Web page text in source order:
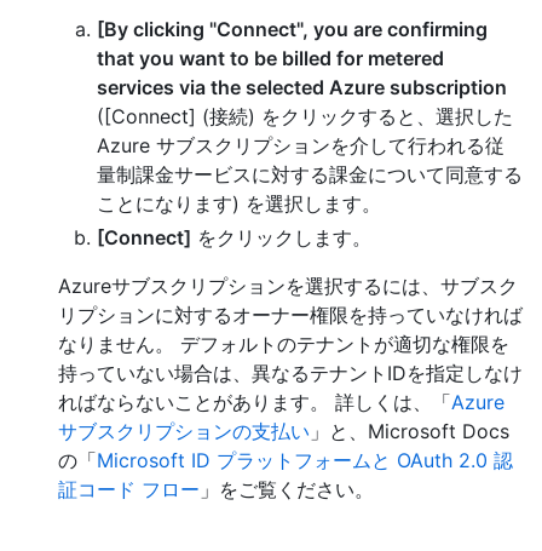
[By clicking "Connect", you are confirming
that you want to be billed for metered
services via the selected Azure subscription
([Connect] (接続) をクリックすると、選択した
Azure サブスクリプションを介して行われる従
量制課金サービスに対する課金について同意する
ことになります) を選択します。
[Connect] をクリックします。
Azureサブスクリプションを選択するには、サブスク
リプションに対するオーナー権限を持っていなければ
なりません。 デフォルトのテナントが適切な権限を
持っていない場合は、異なるテナントIDを指定しなけ
ればならないことがあります。 詳しくは、「Azure
サブスクリプションの支払い 」と、Microsoft Docs
の「Microsoft ID プラットフォームと OAuth 2.0 認
証コード フロー 」をご覧ください。